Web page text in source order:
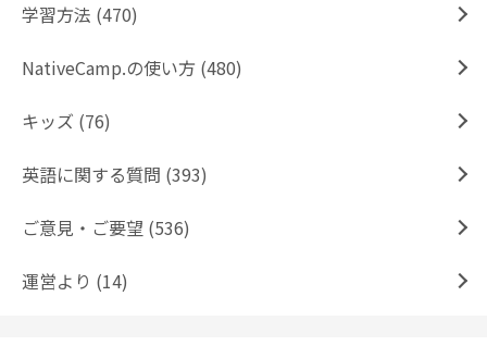
学習方法 (470)
NativeCamp.の使い方 (480)
キッズ (76)
英語に関する質問 (393)
ご意見・ご要望 (536)
運営より (14)